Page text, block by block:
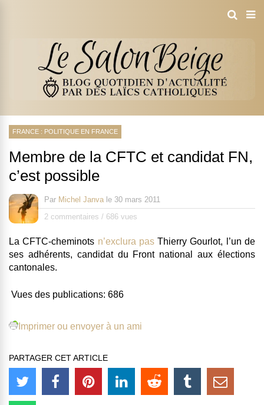
FRANCE : POLITIQUE EN FRANCE
Membre de la CFTC et candidat FN,
c’est possible
Par Michel Janva le 30 mars 2011
2 commentaires / 686 vues
La CFTC-cheminots n’exclura pasThierry Gourlot, l’un de
ses adhérents, candidat du Front national aux élections
cantonales.
Vues des publications: 686
Imprimer ou envoyer à un ami
PARTAGER CET ARTICLE